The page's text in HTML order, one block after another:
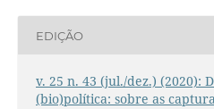
EDIÇÃO
v. 25 n. 43 (jul./dez.) (2020):
(bio)política: sobre as